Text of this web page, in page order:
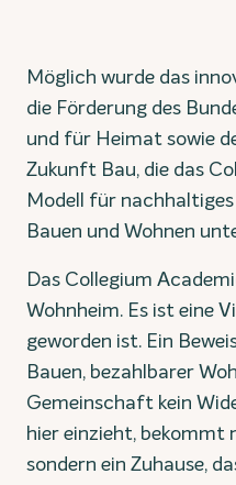
Möglich wurde das
die Förderung des
und für Heimat sowie
Zukunft Bau, die das
Modell für
Bauen und Wohnen
Das Collegium
Wohnheim. Es ist eine
geworden ist. Ein
Bauen, bezahlbarer
Gemeinschaft kein
hier einzieht, bekommt
sondern ein Zuhause,